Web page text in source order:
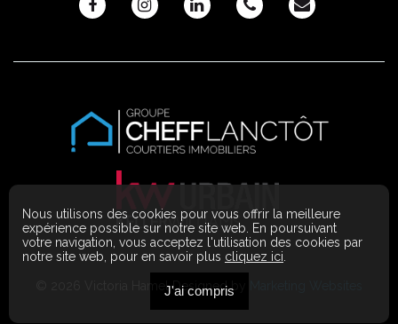
© 2026 Victoria Hamel Designed by
Nous utilisons des cookies pour vous offrir la meilleure
expérience possible sur notre site web. En poursuivant
votre navigation, vous acceptez l'utilisation des cookies par
notre site web, pour en savoir plus cliquez ici
J'ai compris